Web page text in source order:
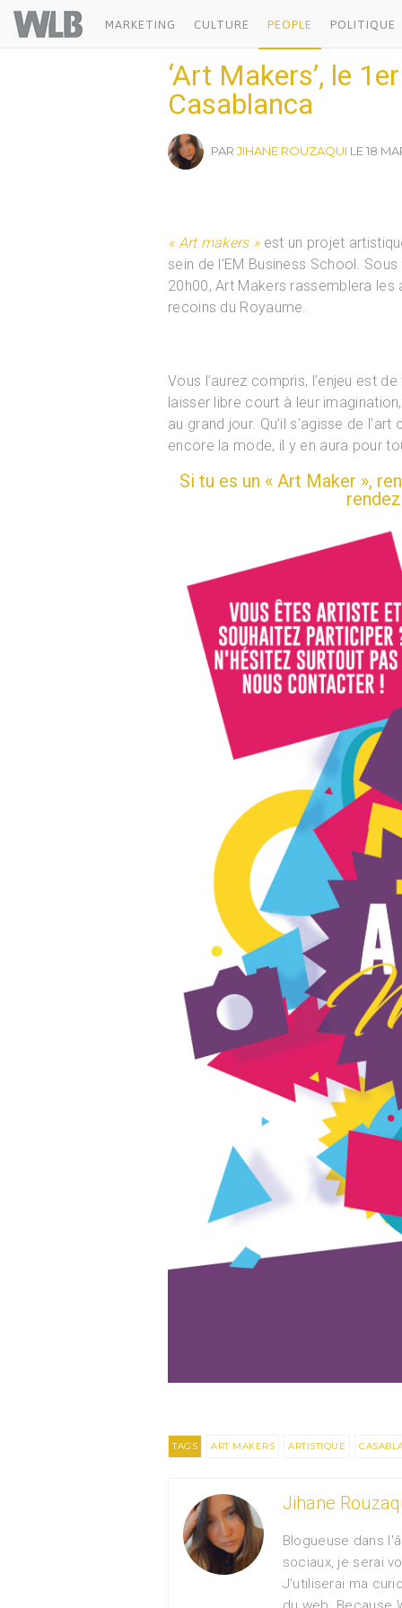
Welovebuzz
MARKETING CULTURE PEOPLE POLITIQUE
‘Art Makers’, le
Casablanca
PAR JIHANE ROUZAQUI LE 18
« Art makers »est un projet
sein de l’EM Business School.
20h00, Art Makers rassemblera
recoins du Royaume.
Vous l’aurez compris, l’enjeu est
laisser libre court à leur
au grand jour. Qu’il s’agisse de
encore la mode, il y en aura pour
Si tu es un « Art Maker »,
TAGS ART MAKERS ARTISTIQUE
Jihane
Blogueuse dans
sociaux, je serai
J’utiliserai ma